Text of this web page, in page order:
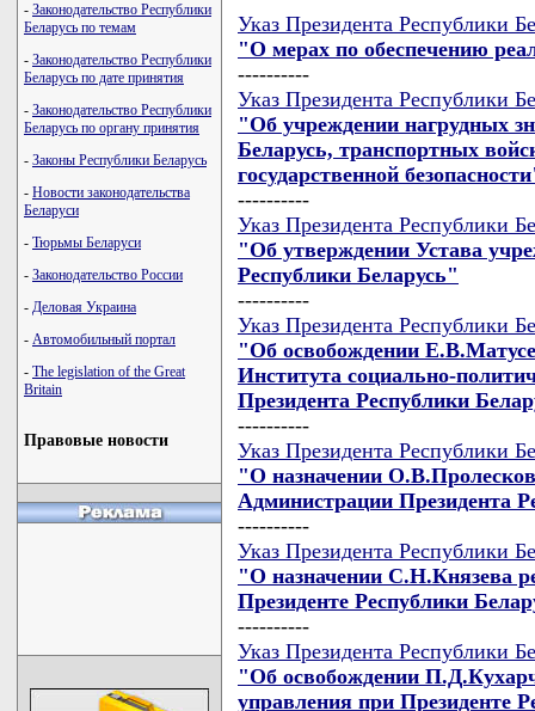
- Законодательство Республики
Беларусь по темам
- Законодательство Республики
Беларусь по дате принятия
- Законодательство Республики
Беларусь по органу принятия
- Законы Республики Беларусь
- Новости законодательства
Беларуси
- Тюрьмы Беларуси
- Законодательство России
- Деловая Украина
- Автомобильный портал
- The legislation of the Great
Britain
Правовые новости
Указ Президента Республики
"О мерах по обеспечению
----------
Указ Президента Республики
"Об учреждении нагрудных
Беларусь, транспортных
государственной
----------
Указ Президента Республики
"Об утверждении Устава
Республики Беларусь"
----------
Указ Президента Республики
"Об освобождении
Института социально-
Президента Республики
----------
Указ Президента Республики
"О назначении
Администрации Президента
----------
Указ Президента Республики
"О назначении С.Н.Князева
Президенте Республики
----------
Указ Президента Республики
"Об освобождении
управления при Президенте